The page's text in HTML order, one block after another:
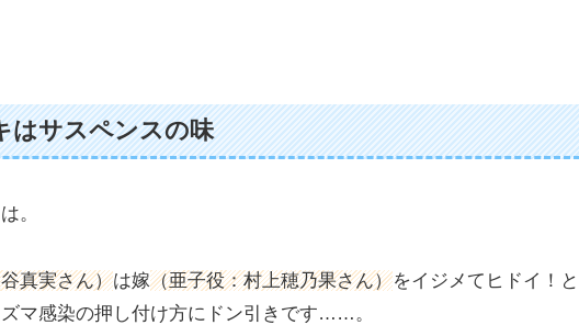
はサスペンスの味
。
真実さん）は嫁（亜子役：村上穂乃果さん）をイジメてヒドイ！と
マ感染の押し付け方にドン引きです……。